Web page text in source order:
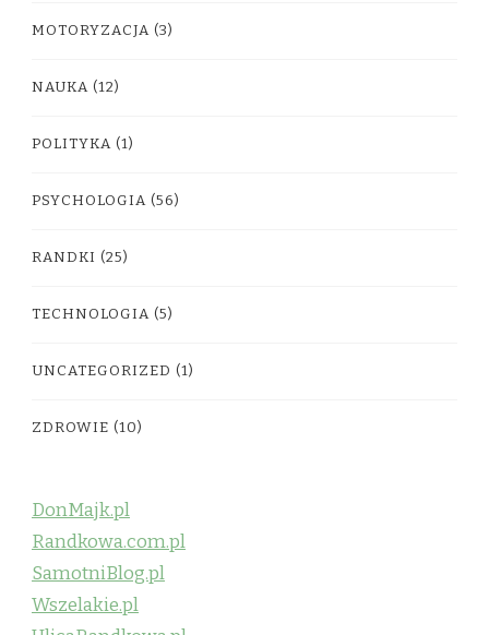
MOTORYZACJA (3)
NAUKA (12)
POLITYKA (1)
PSYCHOLOGIA (56)
RANDKI (25)
TECHNOLOGIA (5)
UNCATEGORIZED (1)
ZDROWIE (10)
DonMajk.pl
Randkowa.com.pl
SamotniBlog.pl
Wszelakie.pl